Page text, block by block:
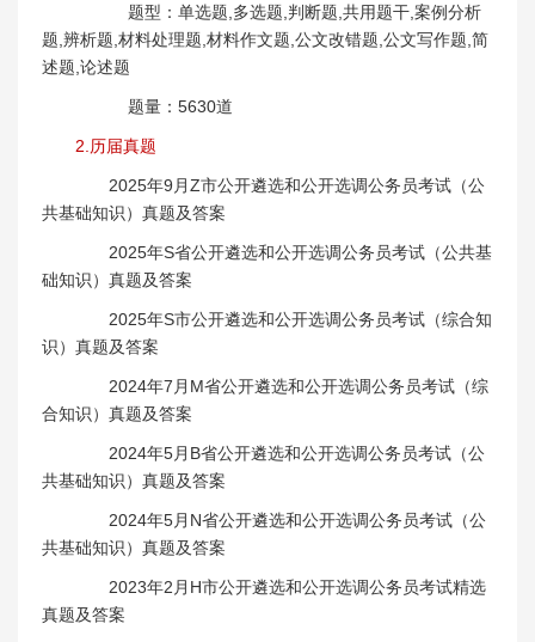
题型：单选题,多选题,判断题,共用题干,案例分析
题,辨析题,材料处理题,材料作文题,公文改错题,公文写作题,简
述题,论述题
题量：5630道
2.历届真题
2025年9月Z市公开遴选和公开选调公务员考试（公
共基础知识）真题及答案
2025年S省公开遴选和公开选调公务员考试（公共基
础知识）真题及答案
2025年S市公开遴选和公开选调公务员考试（综合知
识）真题及答案
2024年7月M省公开遴选和公开选调公务员考试（综
合知识）真题及答案
2024年5月B省公开遴选和公开选调公务员考试（公
共基础知识）真题及答案
2024年5月N省公开遴选和公开选调公务员考试（公
共基础知识）真题及答案
2023年2月H市公开遴选和公开选调公务员考试精选
真题及答案